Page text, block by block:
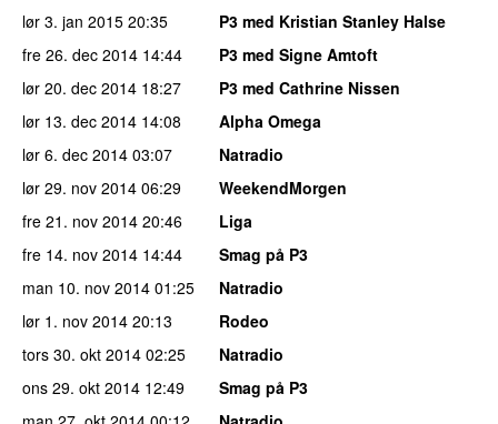
lør 3. jan 2015 20:35
P3 med Kristian Stanley Halse
fre 26. dec 2014 14:44
P3 med Signe Amtoft
lør 20. dec 2014 18:27
P3 med Cathrine Nissen
lør 13. dec 2014 14:08
Alpha Omega
lør 6. dec 2014 03:07
Natradio
lør 29. nov 2014 06:29
WeekendMorgen
fre 21. nov 2014 20:46
Liga
fre 14. nov 2014 14:44
Smag på P3
man 10. nov 2014 01:25
Natradio
lør 1. nov 2014 20:13
Rodeo
tors 30. okt 2014 02:25
Natradio
ons 29. okt 2014 12:49
Smag på P3